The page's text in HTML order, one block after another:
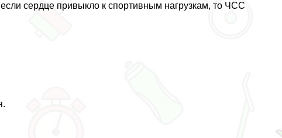
сердце привыкло к спортивным нагрузкам, то ЧСС